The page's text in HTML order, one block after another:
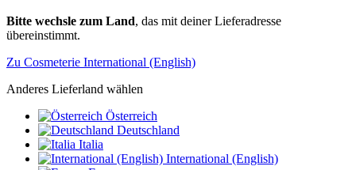
Bitte wechsle zum Land, das mit deiner Lieferadresse
übereinstimmt.
Zu Cosmeterie International (English)
Anderes Lieferland wählen
Österreich
Deutschland
Italia
International (English)